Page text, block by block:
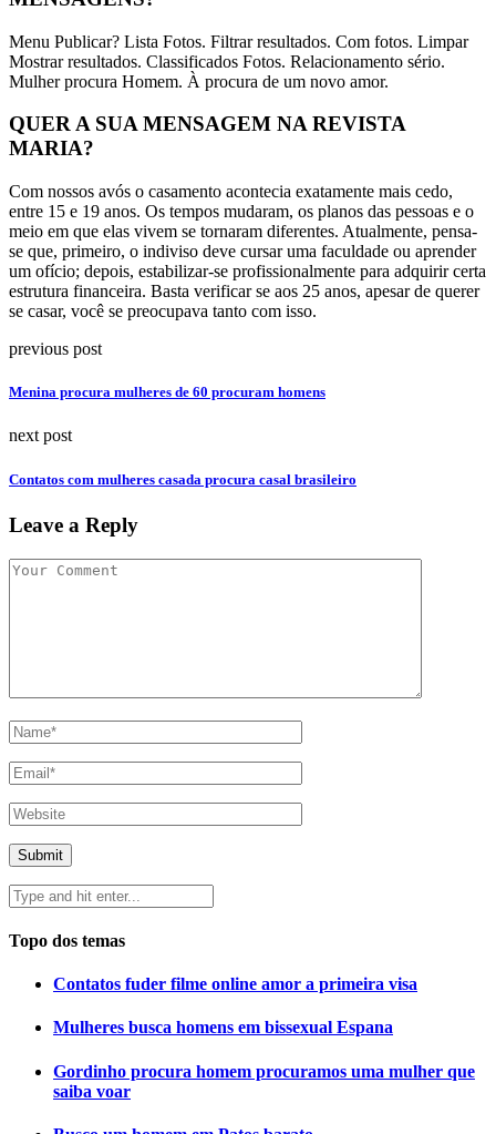
Menu Publicar? Lista Fotos. Filtrar resultados. Com fotos. Limpar
Mostrar resultados. Classificados Fotos. Relacionamento sério.
Mulher procura Homem. À procura de um novo amor.
QUER A SUA MENSAGEM NA REVISTA
MARIA?
Com nossos avós o casamento acontecia exatamente mais cedo,
entre 15 e 19 anos. Os tempos mudaram, os planos das pessoas e o
meio em que elas vivem se tornaram diferentes. Atualmente, pensa-
se que, primeiro, o indiviso deve cursar uma faculdade ou aprender
um ofício; depois, estabilizar-se profissionalmente para adquirir certa
estrutura financeira. Basta verificar se aos 25 anos, apesar de querer
se casar, você se preocupava tanto com isso.
previous post
Menina procura mulheres de 60 procuram homens
next post
Contatos com mulheres casada procura casal brasileiro
Leave a Reply
Topo dos temas
Contatos fuder filme online amor a primeira visa
Mulheres busca homens em bissexual Espana
Gordinho procura homem procuramos uma mulher que
saiba voar